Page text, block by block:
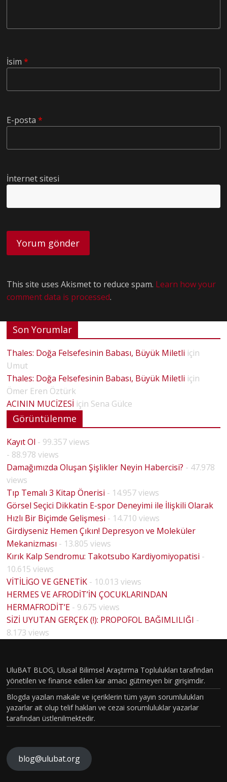
İsim*
E-posta*
İnternet sitesi
This site uses Akismet to reduce spam. Learn how your
comment data is processed.
Son Yorumlar
Thales: Doğa Felsefesinin Babası, Büyük Miletli için
Umut
Thales: Doğa Felsefesinin Babası, Büyük Miletli için
Ömer Eren Öztürk
ACININ MUCİZESİ için Sena Gülce
Görüntülenme
Kayıt Ol - 99.357 views
- 88.978 views
Damağımızda Oluşan Şişlikler Neyin Habercisi? - 47.978
views
Tıp Temalı 3 Kitap Önerisi - 14.957 views
Görsel Seçici Dikkatin E-spor Deneyimi ile İlişkili Olarak
Hızlı Bir Biçimde Gelişmesi - 14.710 views
Girdiyseniz Hemen Çıkın! Depresyon ve Moleküler
Mekanizması - 13.805 views
Kırık Kalp Sendromu: Takotsubo Kardiyomiyopatisi -
10.615 views
VİTİLİGO VE GENETİK - 10.013 views
HERMES VE AFRODİT’İN ÇOCUKLARINDAN
HERMAFRODİT’E - 9.675 views
SİZİ UYUTAN GERÇEK (!): PROPOFOL BAĞIMLILIĞI -
8.173 views
UluBAT BLOG, Ulusal Bilimsel Araştırma Toplulukları tarafından
yönetilen ve finanse edilen kar amacı gütmeyen bir girişimdir.
Blogda yazılan makale ve içeriklerin tüm yayın sorumlulukları
yazarlar ait olup telif hakları ve cezai sorumluluklar yazarlar
tarafından üstlenilmektedir.
blog@ulubat.org
HOUSE
MD
BÖLÜM
VAKASI
GERÇEK
OLDU :
TÜRKİY